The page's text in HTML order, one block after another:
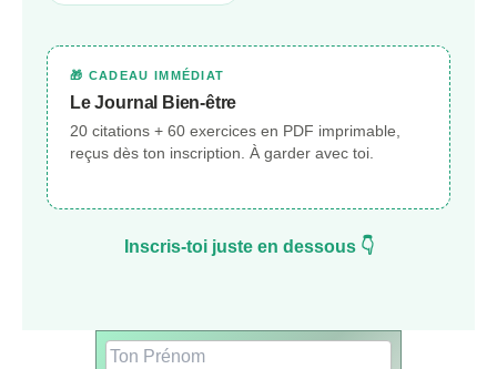
🎁 CADEAU IMMÉDIAT
Le Journal Bien-être
20 citations + 60 exercices en PDF imprimable,
reçus dès ton inscription. À garder avec toi.
Inscris-toi juste en dessous 👇